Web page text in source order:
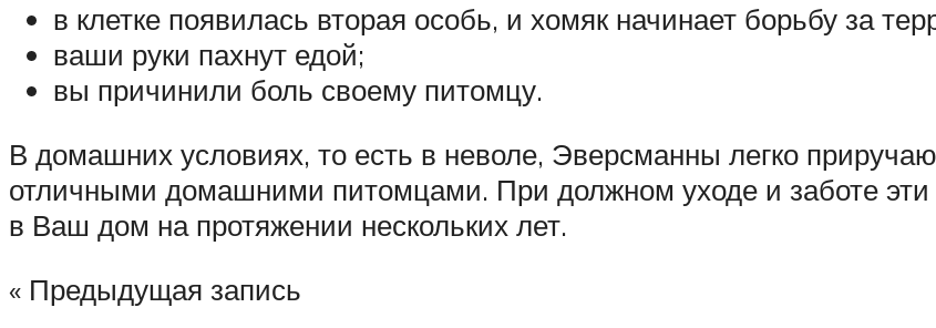
в клетке появилась вторая особь, и хомяк начинает борьбу за
ваши руки пахнут едой;
вы причинили боль своему питомцу.
В домашних условиях, то есть в неволе, Эверсманны легко
отличными домашними питомцами. При должном уходе и заботе эти
в Ваш дом на протяжении нескольких лет.
« Предыдущая запись